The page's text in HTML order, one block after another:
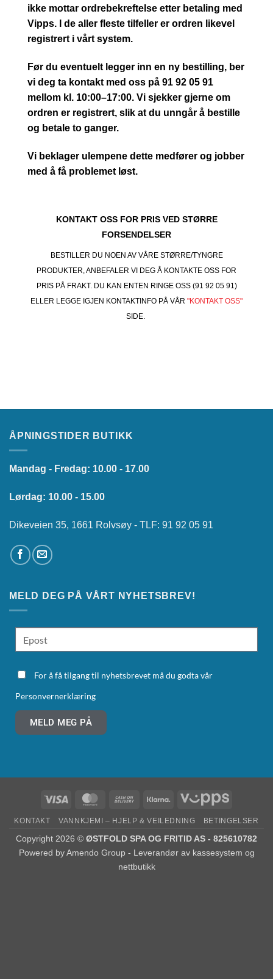
ikke mottar ordrebekreftelse etter betaling med
Vipps. I de aller fleste tilfeller er ordren likevel
registrert i vårt system.
Før du eventuelt legger inn en ny bestilling, ber
vi deg ta kontakt med oss på 91 92 05 91
mellom kl. 10:00–17:00. Vi sjekker gjerne om
ordren er registrert, slik at du unngår å bestille
og betale to ganger.
Vi beklager ulempene dette medfører og jobber
med å få problemet løst.
KONTAKT OSS FOR PRIS VED STØRRE
FORSENDELSER
BESTILLER DU NOEN AV VÅRE STØRRE/TYNGRE
PRODUKTER, ANBEFALER VI DEG Å KONTAKTE OSS FOR
PRIS PÅ FRAKT. DU KAN ENTEN RINGE OSS (91 92 05 91)
ELLER LEGGE IGJEN KONTAKTINFO PÅ VÅR "KONTAKT OSS"
SIDE.
ÅPNINGSTIDER BUTIKK
Mandag - Fredag: 10.00 - 17.00
Lørdag: 10.00 - 15.00
Dikeveien 35, 1661 Rolvsøy - TLF: 91 92 05 91
MELD DEG PÅ VÅRT NYHETSBREV!
For å få tilgang til nyhetsbrevet må du godta vår
Personvernerklæring
MELD MEG PÅ
KONTAKT VANNKJEMI – HJELP & VEILEDNING BETINGELSER
Copyright 2026 © ØSTFOLD SPA OG FRITID AS - 825610782
Powered byAmendo Group - Leverandør av kassesystem og
nettbutikk